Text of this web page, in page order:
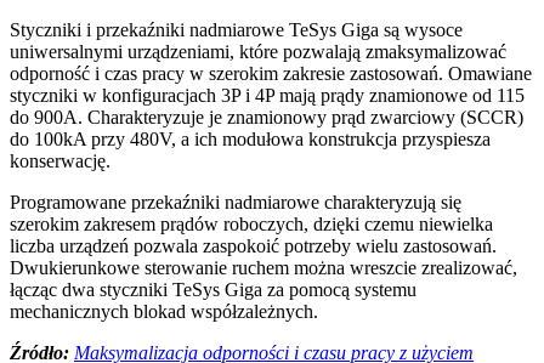
Styczniki i przekaźniki nadmiarowe TeSys Giga są wysoce
uniwersalnymi urządzeniami, które pozwalają zmaksymalizować
odporność i czas pracy w szerokim zakresie zastosowań. Omawiane
styczniki w konfiguracjach 3P i 4P mają prądy znamionowe od 115
do 900A. Charakteryzuje je znamionowy prąd zwarciowy (SCCR)
do 100kA przy 480V, a ich modułowa konstrukcja przyspiesza
konserwację.
Programowane przekaźniki nadmiarowe charakteryzują się
szerokim zakresem prądów roboczych, dzięki czemu niewielka
liczba urządzeń pozwala zaspokoić potrzeby wielu zastosowań.
Dwukierunkowe sterowanie ruchem można wreszcie zrealizować,
łącząc dwa styczniki TeSys Giga za pomocą systemu
mechanicznych blokad współzależnych.
Źródło: Maksymalizacja odporności i czasu pracy z użyciem